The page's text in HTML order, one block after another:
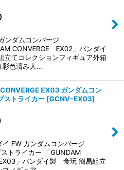
ンダムコンバージ
CONVERGE EX02」バンダイ
てコレクションフィギュア外箱
彩色済み人…
EX03 ガンダムコン
ストライカー [GCNV-EX03]
イ FW ガンダムコンバージ
トライカー 「GUNDAM
」バンダイ製 食玩 簡易組立